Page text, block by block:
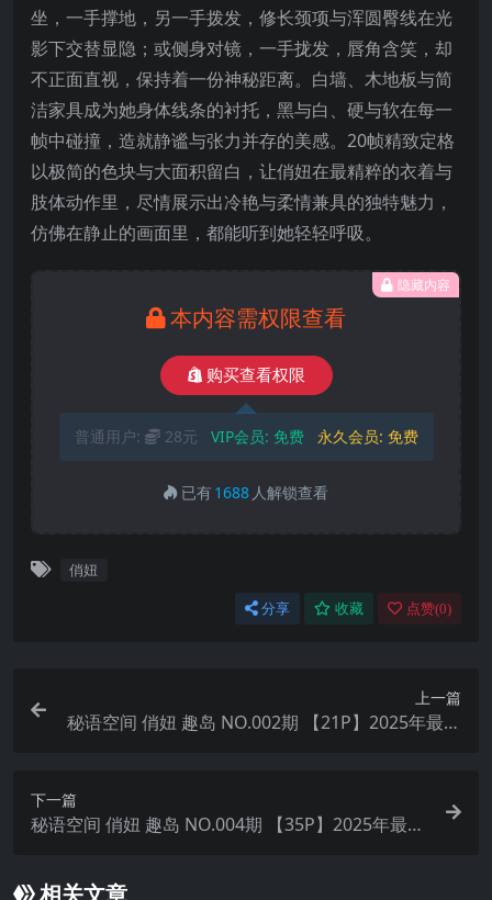
坐，一手撑地，另一手拨发，修长颈项与浑圆臀线在光
影下交替显隐；或侧身对镜，一手拢发，唇角含笑，却
不正面直视，保持着一份神秘距离。白墙、木地板与简
洁家具成为她身体线条的衬托，黑与白、硬与软在每一
帧中碰撞，造就静谧与张力并存的美感。20帧精致定格
以极简的色块与大面积留白，让俏妞在最精粹的衣着与
肢体动作里，尽情展示出冷艳与柔情兼具的独特魅力，
仿佛在静止的画面里，都能听到她轻轻呼吸。
隐藏内容
本内容需权限查看
购买查看权限
普通用户: 28元 VIP会员: 免费 永久会员: 免费
已有1688 人解锁查看
俏妞
分享 收藏 点赞(0)
上一篇
秘语空间 俏妞 趣岛 NO.002期 【21P】2025年最新
下一篇
秘语空间 俏妞 趣岛 NO.004期 【35P】2025年最新
相关文章